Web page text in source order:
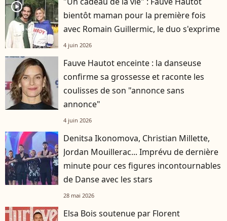
player2
bientôt maman pour la première fois
avec Romain Guillermic, le duo s'exprime
4 juin 2026
Fauve Hautot enceinte : la danseuse
confirme sa grossesse et raconte les
coulisses de son "annonce sans
annonce"
4 juin 2026
Denitsa Ikonomova, Christian Millette,
Jordan Mouillerac... Imprévu de dernière
minute pour ces figures incontournables
de Danse avec les stars
28 mai 2026
Elsa Bois soutenue par Florent